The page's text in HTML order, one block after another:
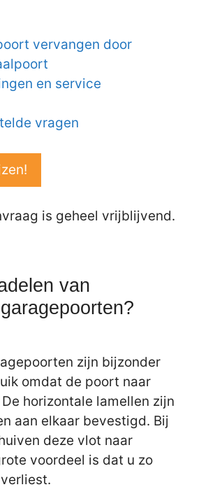
vervangen door
en service
vragen
is geheel vrijblijvend.
van
zijn bijzonder
omdat de poort naar
horizontale lamellen zijn
aan elkaar bevestigd. Bij
deze vlot naar
voordeel is dat u zo